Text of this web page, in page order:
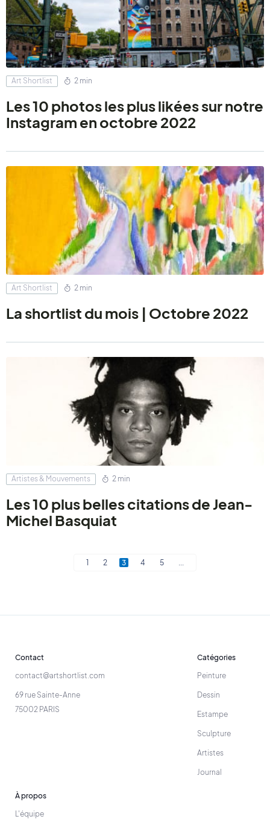
Art Shortlist 2 min
Les 10 photos les plus likées sur notre
Instagram en octobre 2022
Art Shortlist 2 min
La shortlist du mois | Octobre 2022
Artistes & Mouvements 2 min
Les 10 plus belles citations de Jean-
Michel Basquiat
1 2 3 4 5 ...
Contact
contact@artshortlist.com
69 rue Sainte-Anne
75002 PARIS
Catégories
Peinture
Dessin
Estampe
Sculpture
Artistes
Journal
À propos
L'équipe